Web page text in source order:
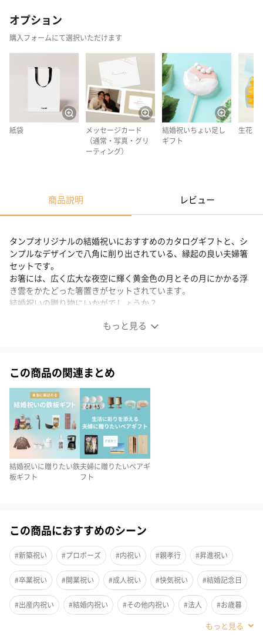
オプション
購入フォームにて選択いただけます
紙袋
メッセージカード
（通常・写真・グリ
ーティング）
結婚祝いちょい足し
ギフト
生花
商品説明 レビュー
もっと見る
タンプオリジナルの結婚祝いにおすすめのカタログギフトと、シ
ンプルなデザインで八角に削り出されている、縁起の良い夫婦箸
セットです。
お箸には、広く広大な夜空に輝く黄金色の月とその月にかかる浮
き雲をかたどった箸置きがセットされています。
結婚祝いの贈り物にいかがでしょうか？
ト“Wedding”と、シンプルなデザインで八角に削り出されてい
る、縁起の良い夫婦箸セットです。
お箸には、広く広大な夜空に輝く黄金色の月とその月にかかる浮
き雲をかたどった箸置きがセットされています。
結婚祝いの贈り物にいかがでしょうか？
新しい幸せの始まりを祝福するタンプカタログギフト。
お祝いの気持ちを形にしませんか？
タンプが自信をもってお届けするチケット型カタログギフトで
す。
タンプのバイヤーが厳選した、新生活の始まりにぴったりな約150
この商品の関連まとめ
結婚祝いに贈りたい鉄
板ギフト
夫婦に贈りたいペアギ
フト
この商品におすすめのシーン
#新築祝い #プロポーズ #内祝い #親孝行 #昇進祝い
#卒業祝い #開業祝い #成人祝い #快気祝い #結婚記念日
#出産内祝い #結婚内祝い #その他内祝い #法人 #お歳暮
#結婚祝い